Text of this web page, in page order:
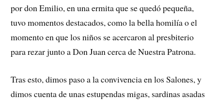
por don Emilio, en una ermita que se quedó pequeña,
tuvo momentos destacados, como la bella homilía o el
momento en que los niños se acercaron al presbiterio
para rezar junto a Don Juan cerca de Nuestra Patrona.
Tras esto, dimos paso a la convivencia en los Salones, y
dimos cuenta de unas estupendas migas, sardinas asadas